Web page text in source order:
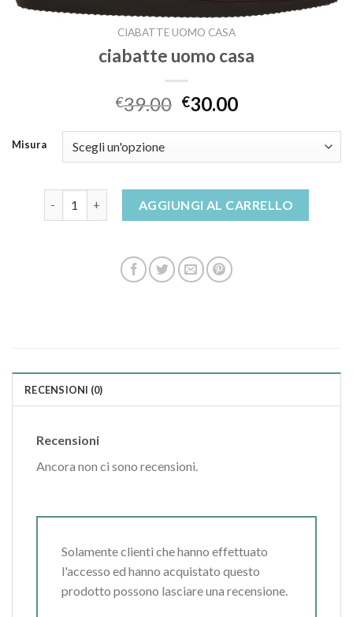
CIABATTE UOMO CASA
ciabatte uomo casa
€39.00 €30.00
Misura
AGGIUNGI AL CARRELLO
RECENSIONI (0)
Recensioni
Ancora non ci sono recensioni.
Solamente clienti che hanno effettuato
l'accesso ed hanno acquistato questo
prodotto possono lasciare una recensione.